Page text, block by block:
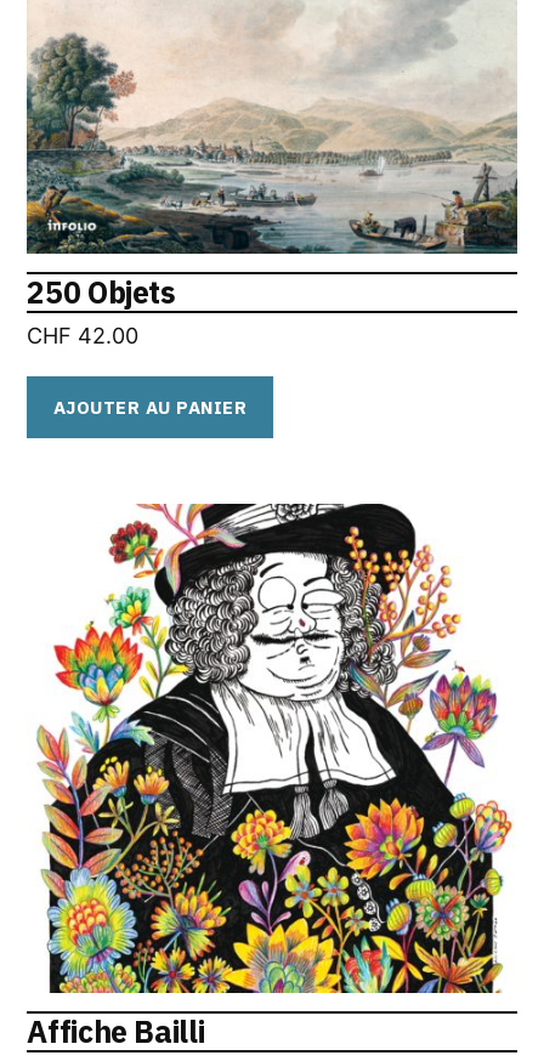
250 Objets
CHF 42.00
AJOUTER AU PANIER
Affiche Bailli